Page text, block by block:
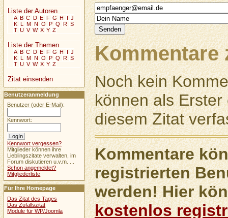
Kommentare
Noch kein
können als
diesem Zitat
Kommentare
registrierten
werden! Hier
kostenlos
Liste der Autoren
A B C D E F G H I J
K L M N O P Q R S
T U V W X Y Z
Liste der Themen
A B C D E F G H I J
K L M N O P Q R S
T U V W X Y Z
Zitat einsenden
Benutzeranmeldung
Benutzer (oder E-Mail):
Kennwort:
Kennwort vergessen?
Mitglieder können ihre
Lieblingszitate verwalten, im
Forum diskutieren u.v.m. ...
Schon angemeldet?
Mitgliederliste
Für Ihre Homepage
Das Zitat des Tages
Das Zufallszitat
Module für WP/Joomla